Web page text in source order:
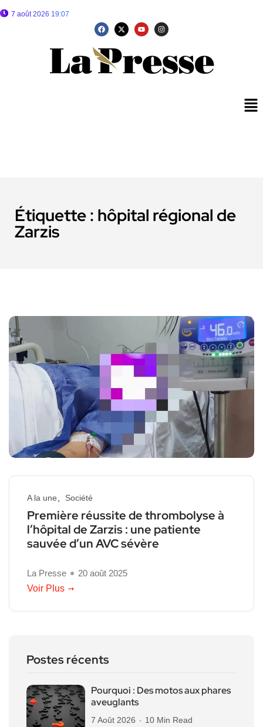
7 août 2026 19:07
Étiquette : hôpital régional de
Zarzis
A la une Société
Première réussite de thrombolyse à
l’hôpital de Zarzis : une patiente
sauvée d’un AVC sévère
La Presse
20 août 2025
Voir Plus
Postes récents
Pourquoi : Des motos aux phares
aveuglants
7 Août 2026 10 Min Read